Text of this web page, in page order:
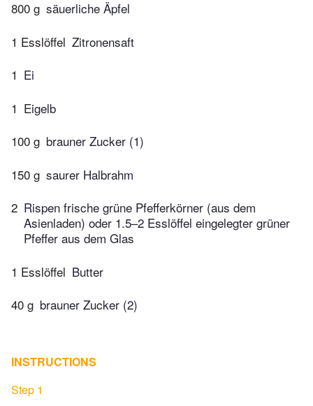
800 g säuerliche Äpfel
1 Esslöffel Zitronensaft
1 Ei
1 Eigelb
100 g brauner Zucker (1)
150 g saurer Halbrahm
2 Rispen frische grüne Pfefferkörner (aus dem
Asienladen) oder 1.5–2 Esslöffel eingelegter grüner
Pfeffer aus dem Glas
1 Esslöffel Butter
40 g brauner Zucker (2)
INSTRUCTIONS
Step 1